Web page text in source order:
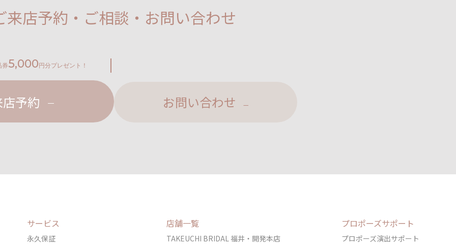
来店予約・ご相談・お問い合わせ
券5,000 円分プレゼント！
予約 お問い合わせ
サービス
永久保証
店舗一覧
TAKEUCHI BRIDAL 福井・開発本店
プロポーズサポート
プロポーズ演出サポート